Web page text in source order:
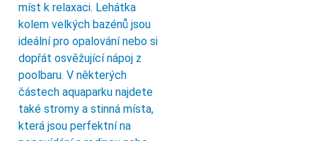
míst k relaxaci. Lehátka
kolem velkých bazénů jsou
ideální pro opalování nebo si
dopřát osvěžující nápoj z
poolbaru. V některých
částech aquaparku najdete
také stromy a stinná místa,
která jsou perfektní na